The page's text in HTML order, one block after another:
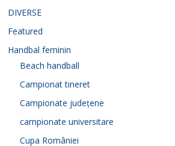
DIVERSE
Featured
Handbal feminin
Beach handball
Campionat tineret
Campionate județene
campionate universitare
Cupa României